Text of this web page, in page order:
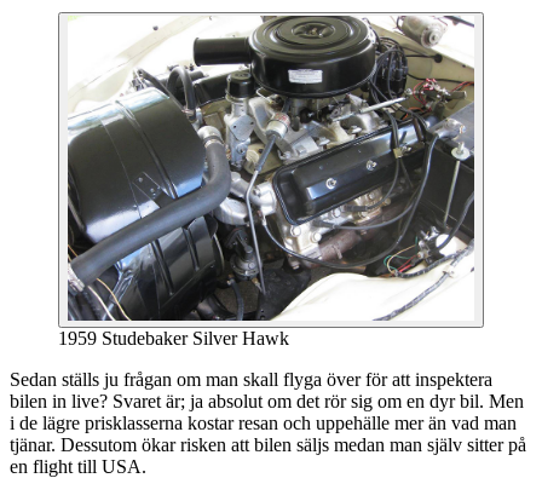
1959 Studebaker Silver Hawk
Sedan ställs ju frågan om man skall flyga över för att inspektera
bilen in live? Svaret är; ja absolut om det rör sig om en dyr bil. Men
i de lägre prisklasserna kostar resan och uppehälle mer än vad man
tjänar. Dessutom ökar risken att bilen säljs medan man själv sitter på
en flight till USA.